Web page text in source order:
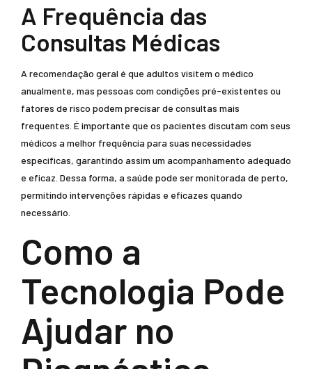
A Frequência das
Consultas Médicas
A recomendação geral é que adultos visitem o médico
anualmente, mas pessoas com condições pré-existentes ou
fatores de risco podem precisar de consultas mais
frequentes. É importante que os pacientes discutam com seus
médicos a melhor frequência para suas necessidades
específicas, garantindo assim um acompanhamento adequado
e eficaz. Dessa forma, a saúde pode ser monitorada de perto,
permitindo intervenções rápidas e eficazes quando
necessário.
Como a
Tecnologia Pode
Ajudar no